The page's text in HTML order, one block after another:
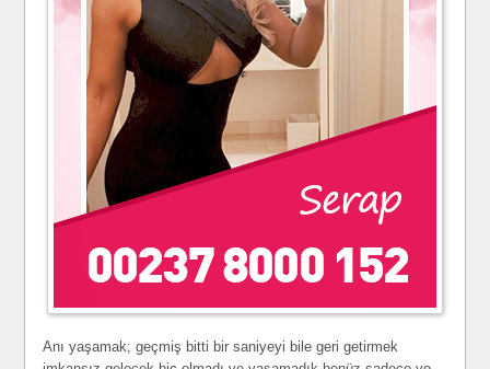
Anı yaşamak; geçmiş bitti bir saniyeyi bile geri getirmek